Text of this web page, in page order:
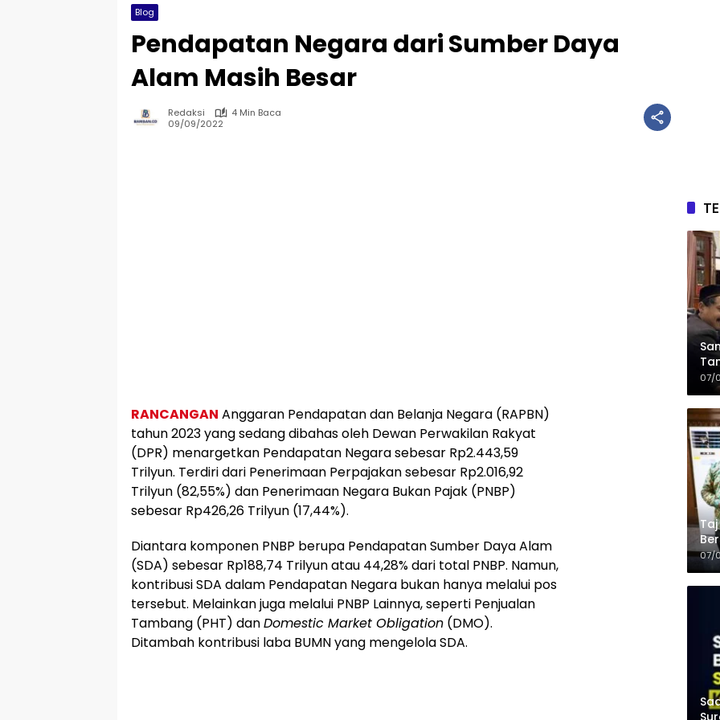
Blog
Pendapatan Negara dari Sumber Daya
Alam Masih Besar
Redaksi
4 Min Baca
09/09/2022
RANCANGAN Anggaran Pendapatan dan Belanja Negara (RAPBN)
tahun 2023 yang sedang dibahas oleh Dewan Perwakilan Rakyat
(DPR) menargetkan Pendapatan Negara sebesar Rp2.443,59
Trilyun. Terdiri dari Penerimaan Perpajakan sebesar Rp2.016,92
Trilyun (82,55%) dan Penerimaan Negara Bukan Pajak (PNBP)
sebesar Rp426,26 Trilyun (17,44%).
Diantara komponen PNBP berupa Pendapatan Sumber Daya Alam
(SDA) sebesar Rp188,74 Trilyun atau 44,28% dari total PNBP. Namun,
kontribusi SDA dalam Pendapatan Negara bukan hanya melalui pos
tersebut. Melainkan juga melalui PNBP Lainnya, seperti Penjualan
Tambang (PHT) danDomestic Market Obligation (DMO).
Ditambah kontribusi laba BUMN yang mengelola SDA.
07/
07/